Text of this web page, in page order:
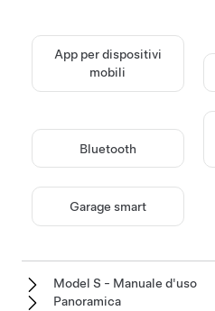
App per dispositivi
mobili
Bluetooth
Garage smart
Model S - Manuale d'uso
Panoramica